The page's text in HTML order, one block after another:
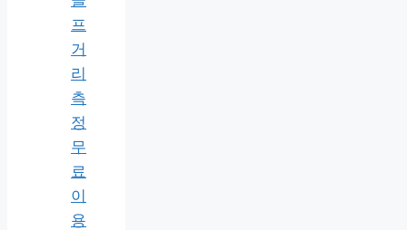
프
거
리
측
정
무
료
이
용